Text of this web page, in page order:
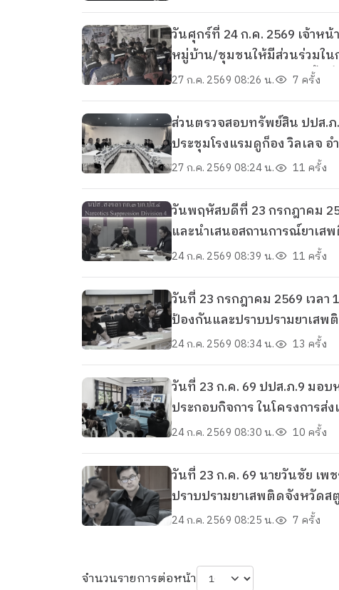
วันศุกร์ที่ 24 ก.ค. 2569 เจ้าห
หมู่บ้าน/ชุมชนให้มีส่วนร่วมใน
Rehabilitation (CBTx) ในพื้น
27 ก.ค. 2569 08:26 น. 7 ครั้ง
ส่วนตรวจสอบทรัพย์สิน ปปส.
ประชุมโรงแรมดูก็อง วิลเลจ
จันทพันธ์ อธิบดีอัยการภาค 9 เ
27 ก.ค. 2569 08:24 น. 11 ครั้ง
วันพฤหัสบดีที่ 23 กรกฎาคม
และนำเสนอสถานการณ์ยาเ
24 ก.ค. 2569 08:39 น. 11 ครั้ง
วันที่ 23 กรกฎาคม 2569 เวลา
ป้องกันและปราบปรามยาเสพ
24 ก.ค. 2569 08:34 น. 13 ครั้ง
วันที่ 23 ก.ค. 69 ปปส.ภ.9 มอบ
ประกอบกิจการ ในโครงการส่
คุ้มครองแรงงานจังหวัดสตูล
24 ก.ค. 2569 08:30 น. 10 ครั้ง
วันที่่ 23 ก.ค. 69 นายวันชัย เพชรรัตน์ ผอ.บก. และเจ้าหน้าที่ ปปส.ภ.9 เข้าร่วมประชุมคณะกรรมการศูนย์อำนวยการป้องกันและ
ปราบปรามยาเสพติดจังหวัด
คณิต คงช่วย ผู้ว่าราชการจังห
24 ก.ค. 2569 08:25 น. 7 ครั้ง
จำนวนรายการต่อหน้า